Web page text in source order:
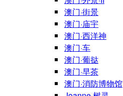
澳门·街景
澳门·庙宇
澳门·西洋神
澳门·车
澳门·葡挞
澳门·早茶
澳门·消防博物馆